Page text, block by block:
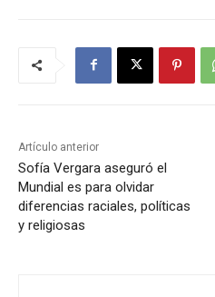
Artículo anterior
Sofía Vergara aseguró el
Mundial es para olvidar
diferencias raciales, políticas
y religiosas